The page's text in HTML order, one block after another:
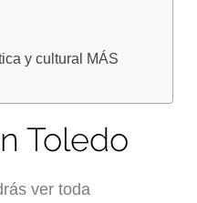
y cultural MÁS
Toledo
ver toda